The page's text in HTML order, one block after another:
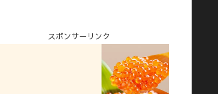
スポンサーリンク